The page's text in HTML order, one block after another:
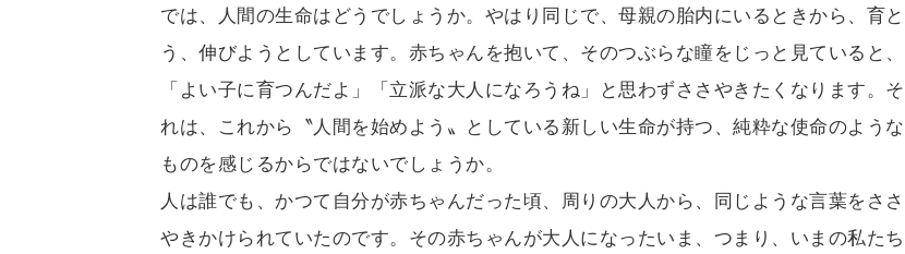
では、人間の生命はどうでしょうか。やはり同じで、母親の胎内にいるときから、育と
う、伸びようとしています。赤ちゃんを抱いて、そのつぶらな瞳をじっと見ていると、
「よい子に育つんだよ」「立派な大人になろうね」と思わずささやきたくなります。そ
れは、これから〝人間を始めよう〟としている新しい生命が持つ、純粋な使命のような
ものを感じるからではないでしょうか。
人は誰でも、かつて自分が赤ちゃんだった頃、周りの大人から、同じような言葉をささ
やきかけられていたのです。その赤ちゃんが大人になったいま、つまり、いまの私たち